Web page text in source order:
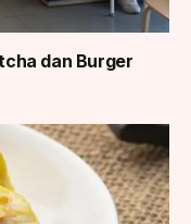
dan Burger